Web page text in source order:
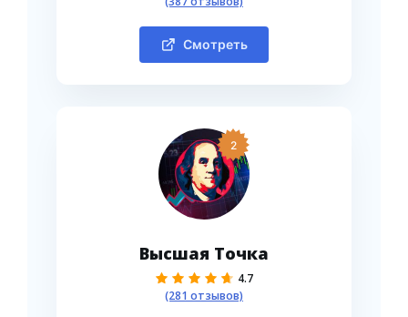
Смотреть
2
Высшая Точка
4.7
(281 отзывов)